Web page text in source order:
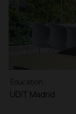
Éducation ·
UDIT Madrid